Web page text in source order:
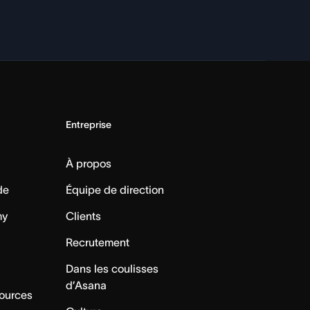
Entreprise
À propos
Équipe de direction
Clients
Recrutement
Dans les coulisses
d’Asana